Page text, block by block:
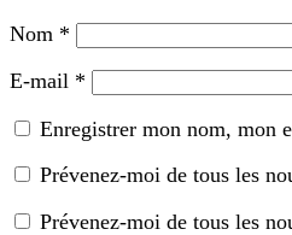
Nom *
E-mail *
Enregistrer mon nom, mon
Prévenez-moi de tous les
Prévenez-moi de tous les